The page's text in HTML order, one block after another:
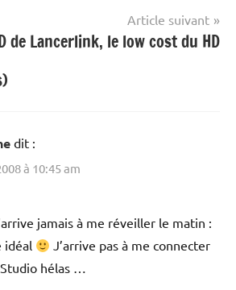
Article suivant
de Lancerlink, le low cost du HD
dit :
à 10:45 am
jamais à me réveiller le matin :
idéal
J’arrive pas à me connecter
hélas …